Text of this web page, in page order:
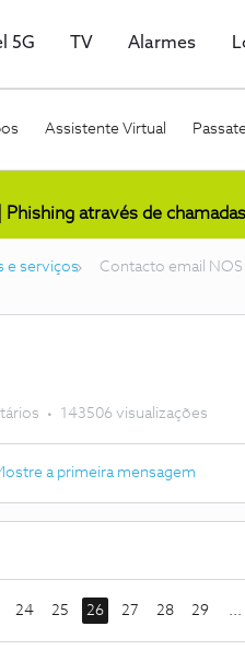
5G TV Alarmes
Assistente Virtual
Phishing através de
e serviços Contacto email NOS
143506 visualizações
a primeira mensagem
24 25 26 27 28 29 ...